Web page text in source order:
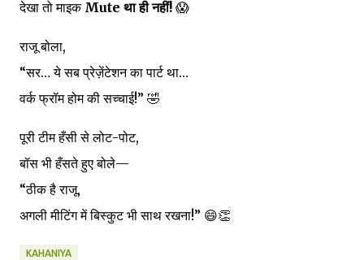
देखा तो माइक Mute था ही नहीं! 😱
राजू बोला,
“सर… ये सब प्रेज़ेंटेशन का पार्ट था…
वर्क फ्रॉम होम की सच्चाई!” 🤣
पूरी टीम हँसी से लोट-पोट,
बॉस भी हँसते हुए बोले—
“ठीक है राजू,
अगली मीटिंग में बिस्कुट भी साथ रखना!” 😄👏
KAHANIYA